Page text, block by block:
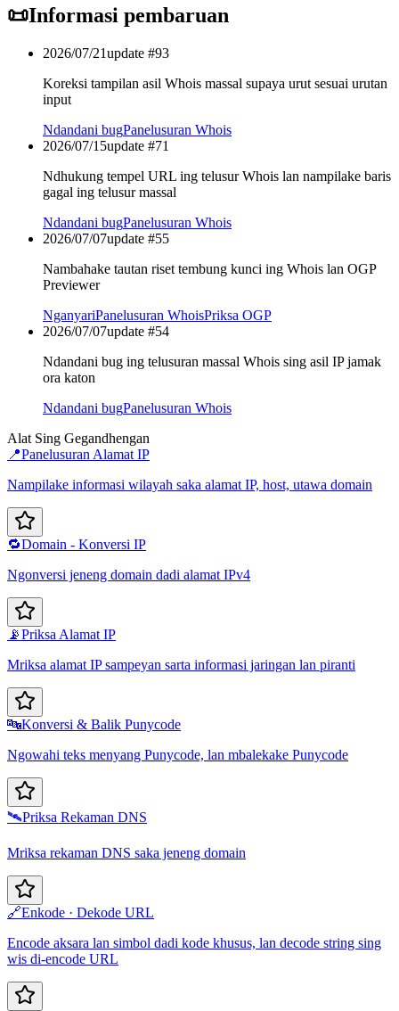
📜Informasi pembaruan
2026/07/21update #93
Koreksi tampilan asil Whois massal supaya urut sesuai urutan
input
Ndandani bugPanelusuran Whois
2026/07/15update #71
Ndhukung tempel URL ing telusur Whois lan nampilake baris
gagal ing telusur massal
Ndandani bugPanelusuran Whois
2026/07/07update #55
Nambahake tautan riset tembung kunci ing Whois lan OGP
Previewer
NganyariPanelusuran WhoisPriksa OGP
2026/07/07update #54
Ndandani bug ing telusuran massal Whois sing asil IP jamak
ora katon
Ndandani bugPanelusuran Whois
Alat Sing Gegandhengan
📍Panelusuran Alamat IP
Nampilake informasi wilayah saka alamat IP, host, utawa domain
🔁Domain - Konversi IP
Ngonversi jeneng domain dadi alamat IPv4
📡Priksa Alamat IP
Mriksa alamat IP sampeyan sarta informasi jaringan lan piranti
🔤Konversi & Balik Punycode
Ngowahi teks menyang Punycode, lan mbalekake Punycode
🛰️Priksa Rekaman DNS
Mriksa rekaman DNS saka jeneng domain
🔗Enkode · Dekode URL
Encode aksara lan simbol dadi kode khusus, lan decode string sing
wis di-encode URL